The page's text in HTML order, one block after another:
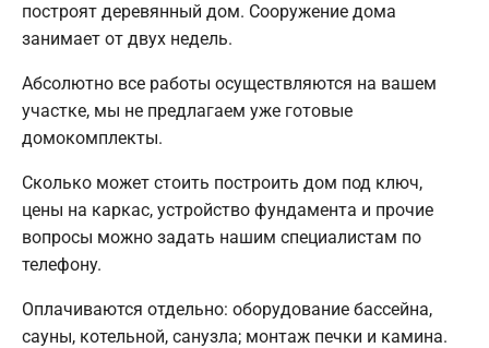
построят деревянный дом. Сооружение дома
занимает от двух недель.
Абсолютно все работы осуществляются на вашем
участке, мы не предлагаем уже готовые
домокомплекты.
Сколько может стоить построить дом под ключ,
цены на каркас, устройство фундамента и прочие
вопросы можно задать нашим специалистам по
телефону.
Оплачиваются отдельно: оборудование бассейна,
сауны, котельной, санузла; монтаж печки и камина.